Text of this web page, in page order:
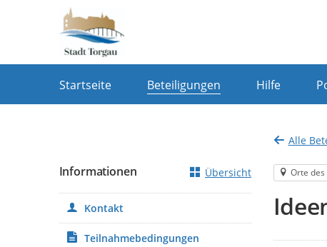
Startseite Beteiligungen Hilfe
Alle
Orte
Informationen Übersicht
Kontakt
Teilnahmebedingungen